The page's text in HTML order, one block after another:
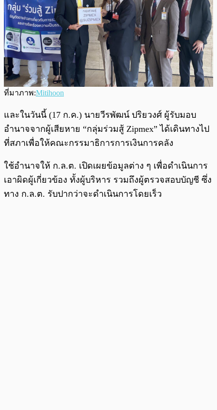
ที่มาภาพ:Mitihoon
และในวันนี้ (17 ก.ค.) นายวีรพัฒน์ ปริยวงศ์ ผู้รับมอบ
อำนาจจากผู้เสียหาย “กลุ่มร่วมสู้ Zipmex” ได้เดินทางไป
ที่สภาเพื่อให้คณะกรรมาธิการการเงินการคลัง
ใช้อำนาจให้ ก.ล.ต. เปิดเผยข้อมูลต่าง ๆ เพื่อดำเนินการ
เอาผิดผู้เกี่ยวข้อง ทั้งผู้บริหาร รวมถึงผู้ตรวจสอบบัญชี ซึ่ง
ทาง ก.ล.ต. รับปากว่าจะดำเนินการโดยเร็ว